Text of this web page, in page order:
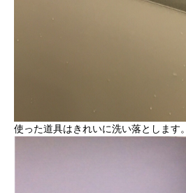
使った道具はきれいに洗い落とします。